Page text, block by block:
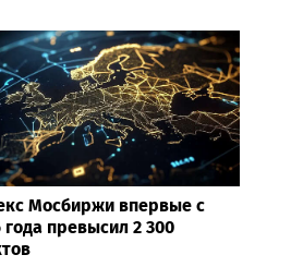
Мосбиржи впервые с
года превысил 2 300